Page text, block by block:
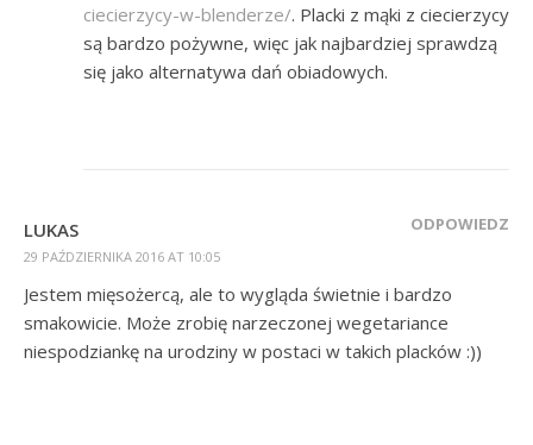
ciecierzycy-w-blenderze/. Placki z mąki z ciecierzycy
są bardzo pożywne, więc jak najbardziej sprawdzą
się jako alternatywa dań obiadowych.
LUKAS
29 PAŹDZIERNIKA 2016 AT 10:05
ODPOWIEDZ
Jestem mięsożercą, ale to wygląda świetnie i bardzo
smakowicie. Może zrobię narzeczonej wegetariance
niespodziankę na urodziny w postaci w takich placków :))